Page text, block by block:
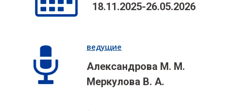
18.11.2025-26.05.2026
ведущие
Александрова М. М.
Меркулова В. А.